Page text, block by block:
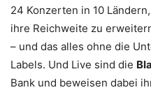
24 Konzerten in 10
ihre Reichweite zu
– und das alles ohne die
Labels. Und Live sind die
Bank und beweisen dabei